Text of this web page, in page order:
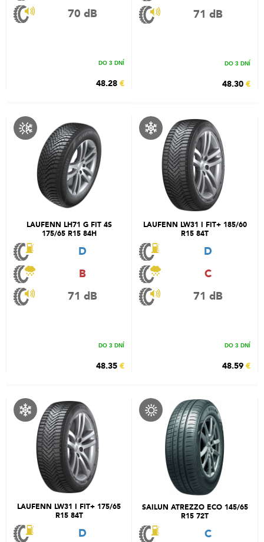
70 dB
DO 3 DNÍ
48.28 €
71 dB
DO 3 DNÍ
48.30 €
LAUFENN LH71 G FIT 4S
175/65 R15 84H
D
B
71 dB
DO 3 DNÍ
48.35 €
LAUFENN LW31 I FIT+ 185/60
R15 84T
D
C
71 dB
DO 3 DNÍ
48.59 €
LAUFENN LW31 I FIT+ 175/65
R15 84T
D
SAILUN ATREZZO ECO 145/65
R15 72T
C